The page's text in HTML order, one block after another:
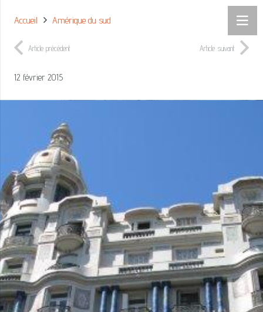
Accueil Amérique du sud
Article précédent Article suivant
12 février 2015